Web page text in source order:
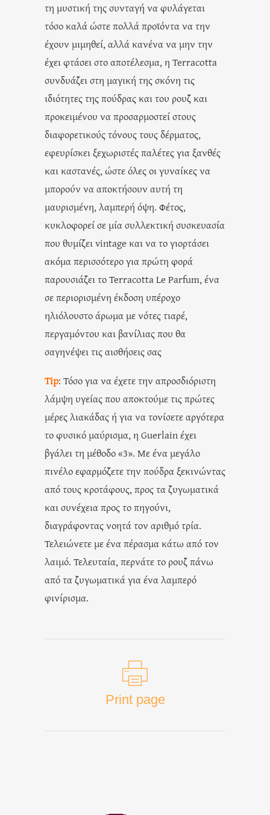
τη μυστική της συνταγή να φυλάγεται
τόσο καλά ώστε πολλά προϊόντα να την
έχουν μιμηθεί, αλλά κανένα να μην την
έχει φτάσει στο αποτέλεσμα, η Terracotta
συνδυάζει στη μαγική της σκόνη τις
ιδιότητες της πούδρας και του ρουζ και
προκειμένου να προσαρμοστεί στους
διαφορετικούς τόνους τους δέρματος,
εφευρίσκει ξεχωριστές παλέτες για ξανθές
και καστανές, ώστε όλες οι γυναίκες να
μπορούν να αποκτήσουν αυτή τη
μαυρισμένη, λαμπερή όψη. Φέτος,
κυκλοφορεί σε μία συλλεκτική συσκευασία
που θυμίζει vintage και να το γιορτάσει
ακόμα περισσότερο για πρώτη φορά
παρουσιάζει το Terracotta Le Parfum, ένα
σε περιορισμένη έκδοση υπέροχο
ηλιόλουστο άρωμα με νότες τιαρέ,
περγαμόντου και βανίλιας που θα
σαγηνέψει τις αισθήσεις σας
Tip: Τόσο για να έχετε την απροσδιόριστη
λάμψη υγείας που αποκτούμε τις πρώτες
μέρες λιακάδας ή για να τονίσετε αργότερα
το φυσικό μαύρισμα, η Guerlain έχει
βγάλει τη μέθοδο «3». Με ένα μεγάλο
πινέλο εφαρμόζετε την πούδρα ξεκινώντας
από τους κροτάφους, προς τα ζυγωματικά
και συνέχεια προς το πηγούνι,
διαγράφοντας νοητά τον αριθμό τρία.
Τελειώνετε με ένα πέρασμα κάτω από τον
λαιμό. Τελευταία, περνάτε το ρουζ πάνω
από τα ζυγωματικά για ένα λαμπερό
φινίρισμα.
Print page